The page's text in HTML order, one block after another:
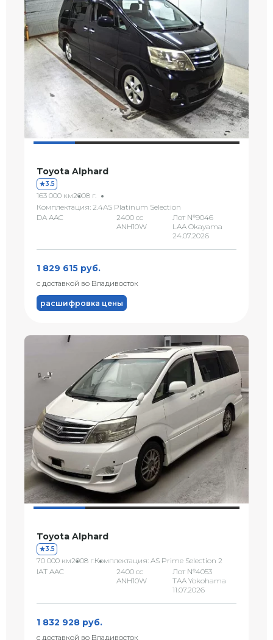
Toyota Alphard
3.5
163 000 км2008 г.
Комплектация: 2.4AS Platinum Selection
DA AAC
2400 сс
ANH10W
Лот №9046
LAA Okayama
24.07.2026
1 829 615 руб.
с доставкой во Владивосток
расшифровка цены
Toyota Alphard
3.5
70 000 км2008 г.Комплектация: AS Prime Selection 2
IAT AAC
2400 сс
ANH10W
Лот №4053
TAA Yokohama
11.07.2026
1 832 928 руб.
с доставкой во Владивосток